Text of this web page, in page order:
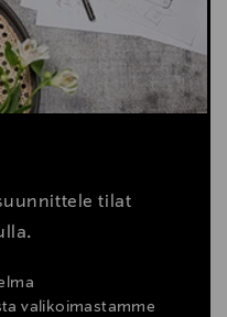
tilat
valikoimastamme